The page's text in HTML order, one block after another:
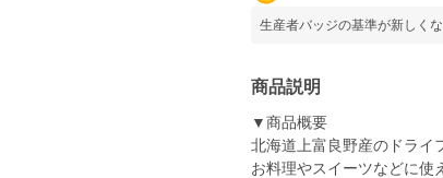
生産者バッジの基準が新しくな
商品説明
▼商品概要
北海道上富良野産のドライ
お料理やスイーツなどに使